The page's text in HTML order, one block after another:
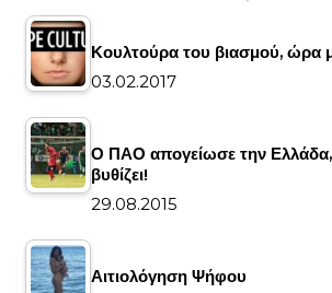
Κουλτούρα του βιασμού, ώρα
03.02.2017
Ο ΠΑΟ απογείωσε την
βυθίζει!
29.08.2015
Αιτιολόγηση Ψήφου